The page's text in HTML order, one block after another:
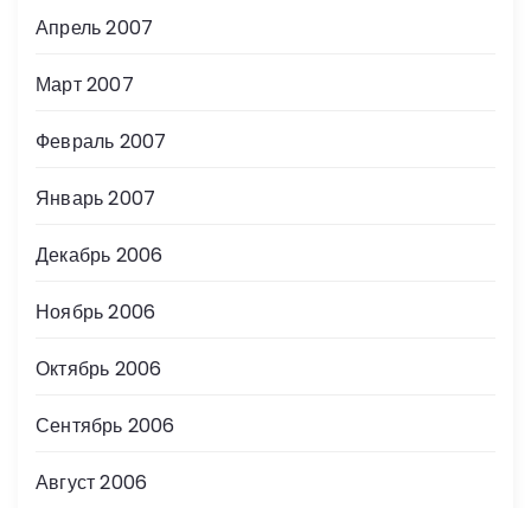
Апрель 2007
Март 2007
Февраль 2007
Январь 2007
Декабрь 2006
Ноябрь 2006
Октябрь 2006
Сентябрь 2006
Август 2006